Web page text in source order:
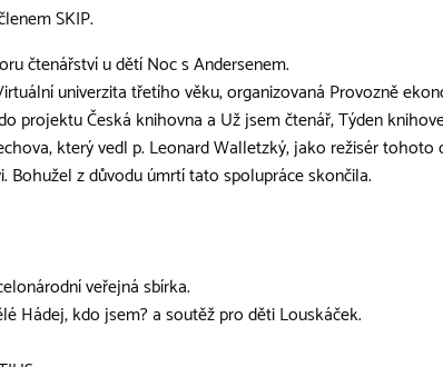
SKIP.
čtenářství u dětí Noc s Andersenem.
univerzita třetího věku, organizovaná Provozně
projektu Česká knihovna a Už jsem čtenář, Týden
který vedl p. Leonard Walletzký, jako režisér
Bohužel z důvodu úmrtí tato spolupráce skončila.
veřejná sbírka.
Hádej, kdo jsem? a soutěž pro děti Louskáček.